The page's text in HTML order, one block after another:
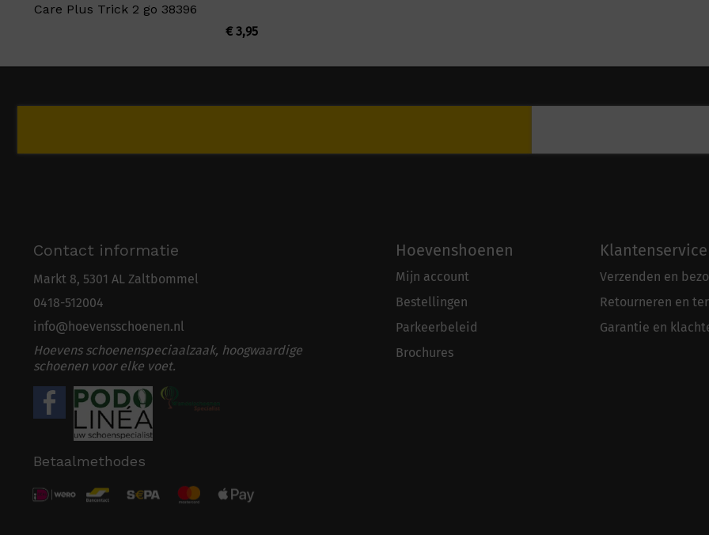
Care Plus Trick 2 go 38396
€3,95
Contact informatie
Markt 8, 5301 AL Zaltbommel
0418-512004
info@hoevensschoenen.nl
Hoevens schoenenspeciaalzaak, hoogwaardige
schoenen voor elke voet.
Betaalmethodes
Hoevenshoenen
Mijn account
Bestellingen
Parkeerbeleid
Brochures
Klantenservice
Verzenden en
Retourneren en
Garantie en